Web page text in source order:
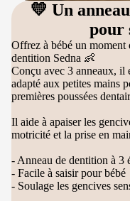
💛 Un
pour
Offrez à bébé un moment
dentition Sedna 👶
Conçu avec 3 anneaux, il
adapté aux petites mains
premières poussées
Il aide à apaiser les
motricité et la prise en
- Anneau de dentition à 3
- Facile à saisir pour bébé
- Soulage les gencives